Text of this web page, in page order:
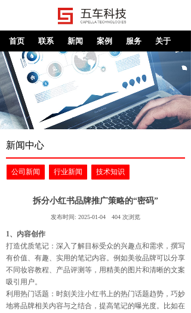
首页 联系 新闻 案例 服务 关于
新闻中心
公司新闻 行业新闻 技术知识
拆分小红书品牌推广策略的“密码”
发布时间: 2025-01-04 404 次浏览
1、内容创作
打造优质笔记：深入了解目标受众的兴趣点和需求，撰写
有价值、有趣、实用的笔记内容。例如美妆品牌可以分享
不同妆容教程、产品评测等，用精美的图片和清晰的文案
吸引用户。
利用热门话题：时刻关注小红书上的热门话题趋势，巧妙
地将品牌相关内容与之结合，提高笔记的曝光度。比如在